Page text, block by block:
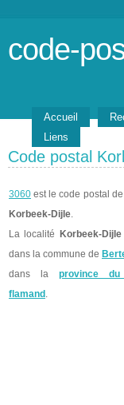
code-
Accueil
Liens
Code postal
3060 est le code postal
Korbeek-Dijle.
La localité
Korbeek-Dijle
dans la commune de
dans la province du
flamand .